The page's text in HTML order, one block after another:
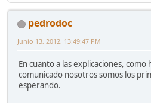
pedrodoc
Junio 13, 2012, 13:49:47 PM
En cuanto a las explicaciones,
comunicado nosotros somos los
esperando.